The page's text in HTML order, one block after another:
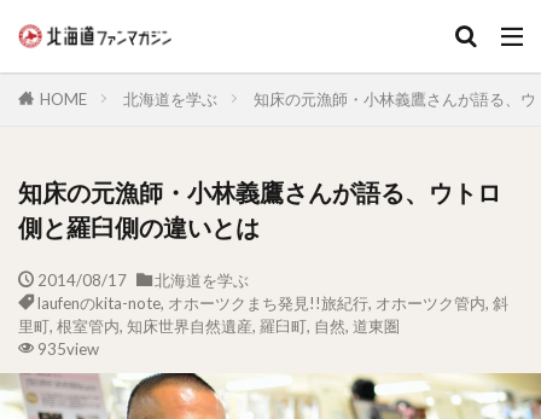
HOME 北海道を学ぶ 知床の元漁師・小林義鷹さんが語る、
知床の元漁師・小林義鷹さんが語る、ウトロ
側と羅臼側の違いとは
2014/08/17
北海道を学ぶ
laufenのkita-note, オホーツクまち発見!!旅紀行, オホーツク管内, 斜
里町, 根室管内, 知床世界自然遺産, 羅臼町, 自然, 道東圏
935view